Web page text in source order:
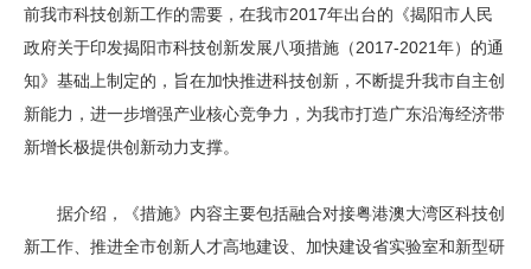
前我市科技创新工作的需要，在我市2017年出台的《揭阳市人民
政府关于印发揭阳市科技创新发展八项措施（2017-2021年）的通
知》基础上制定的，旨在加快推进科技创新，不断提升我市自主创
新能力，进一步增强产业核心竞争力，为我市打造广东沿海经济带
新增长极提供创新动力支撑。
据介绍，《措施》内容主要包括融合对接粤港澳大湾区科技创
新工作、推进全市创新人才高地建设、加快建设省实验室和新型研